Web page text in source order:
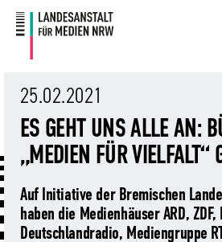
Zum
Inhalt
Zur
Navigation
Themen
Übersicht
Hass
Sexting.
Porno.
Events
Übersicht
Audiopreis
Audio
Summit
Service
Übersicht
Angebote
Angebote
Übersicht
Frage?
Wir
antworten!
Über
Übersicht
Die
Landesanstalt
für
Regulierung
Übersicht
TV
und
Streaming
Übersicht
Für
Anbietende
von
Medienplattformen
Die
Übersicht
Der
Vorsitzende
Presse
Übersicht
Pressemitteilungen
Presseverteiler
25.02.2021
ES GEHT UNS ALLE AN:
„MEDIEN FÜR VIELFALT“
Auf Initiative der Bremischen
haben die Medienhäuser ARD,
Deutschlandradio, Mediengruppe